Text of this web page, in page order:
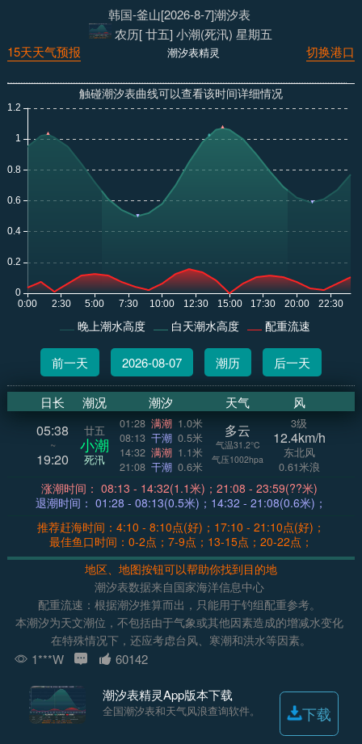
韩国-釜山[2026-8-7]潮汐表
农历[ 廿五] 小潮(死汛) 星期五
切换港口
潮汐表精灵
15天天气预报
触碰潮汐表曲线可以查看该时间详细情况
晚上潮水高度 白天潮水高度 配重流速
前一天 2026-08-07 潮历 后一天
日长 潮况 潮汐 天气 风
05:38
~
19:20
廿五
小潮
死汛
01:28 满潮 1.0米
08:13 干潮 0.5米
14:32 满潮 1.1米
21:08 干潮 0.6米
多云
气温31.2°C
气压1002hpa
3级
12.4km/h
东北风
0.61米浪
涨潮时间： 08:13 - 14:32(1.1米)；21:08 - 23:59(??米)
退潮时间： 01:28 - 08:13(0.5米)；14:32 - 21:08(0.6米)；
推荐赶海时间：4:10 - 8:10点(好)；17:10 - 21:10点(好)；
最佳鱼口时间：0-2点；7-9点；13-15点；20-22点；
地区、地图按钮可以帮助你找到目的地
潮汐表数据来自国家海洋信息中心
配重流速：根据潮汐推算而出，只能用于钓组配重参考。
本潮汐为天文潮位，不包括由于气象或其他因素造成的增减水变化
在特殊情况下，还应考虑台风、寒潮和洪水等因素。
1***W 60142
潮汐表精灵App版本下载
全国潮汐表和天气风浪查询软件。 下载